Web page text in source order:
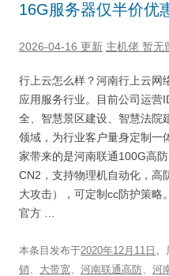
16G服务器仅半价优
2026-04-16 更新 主机佬 暂无
行上云怎么样？河南行上云网
应用服务行业。目前公司运营
全、智慧景区建设、智慧法院
领域，为行业客户量身定制一
家带来的是河南联通100G高
CN2，支持物理机自动化，高
大攻击），可定制cc防护策略
官方 …
本条目发布于2020年12月11日 。
销、 大带宽、 河南联通高防、 河